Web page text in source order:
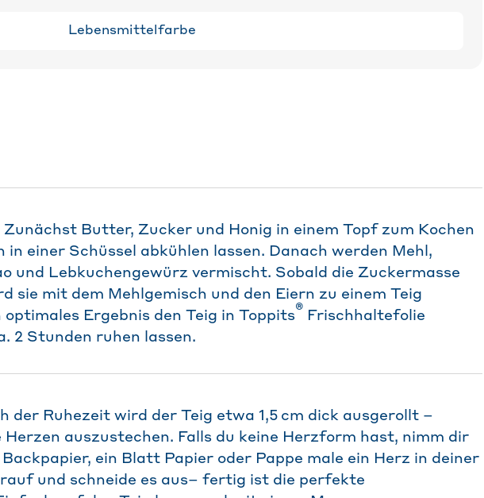
Lebensmittelfarbe
Butter, Zucker und Honig in einem Topf zum Kochen
in einer Schüssel abkühlen lassen. Danach werden Mehl,
und Lebkuchengewürz vermischt. Sobald die Zuckermasse
sie mit dem Mehlgemisch und den Eiern zu einem Teig
Ergebnis den Teig in Toppits® Frischhaltefolie
2 Stunden ruhen lassen.
der Ruhezeit wird der Teig etwa 1,5 cm dick ausgerollt –
auszustechen. Falls du keine Herzform hast, nimm dir
Backpapier, ein Blatt Papier oder Pappe male ein Herz in deiner
und schneide es aus– fertig ist die perfekte